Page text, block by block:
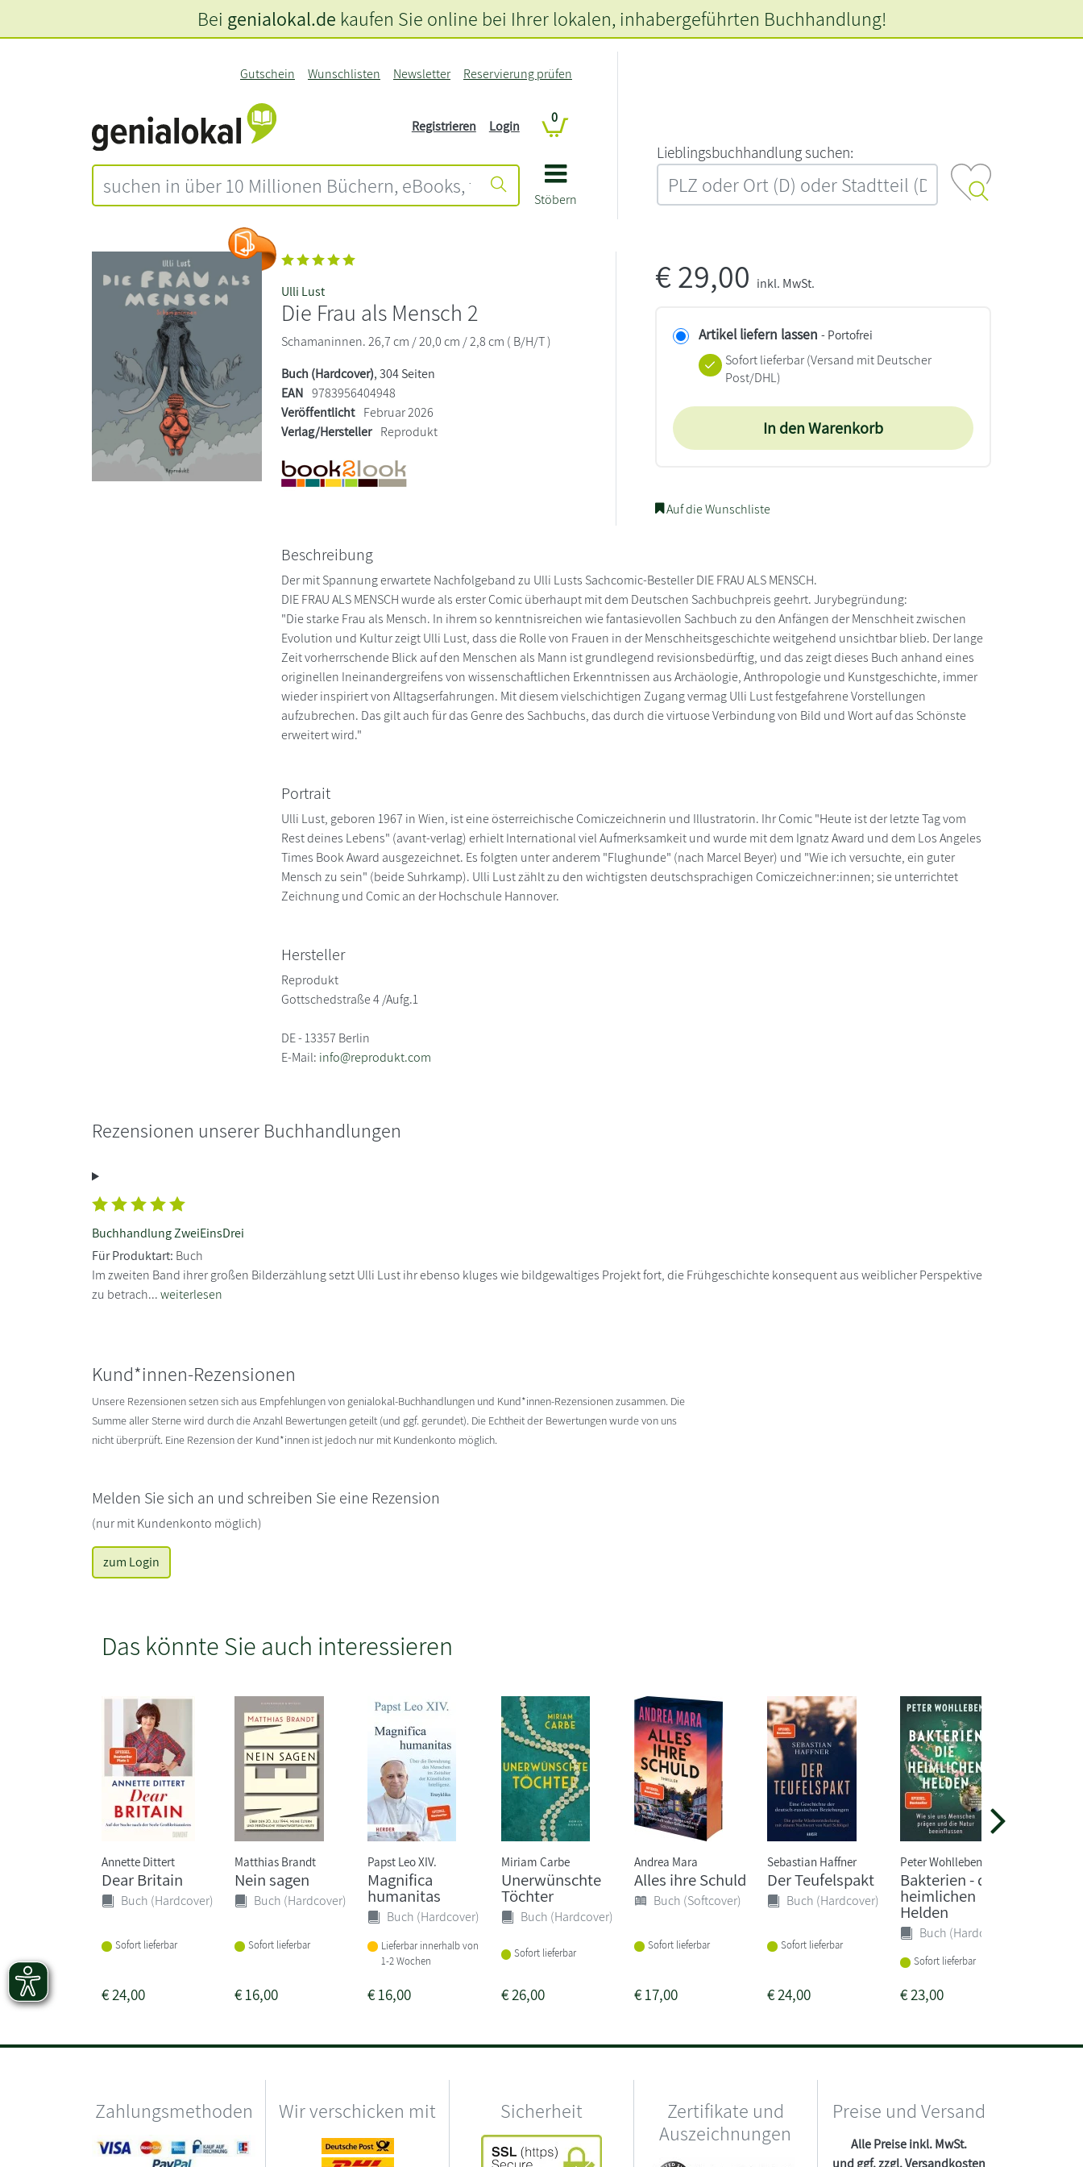
Stöbern
Gutschein Wunschlisten Newsletter Reservierung prüfen
Registrieren Login
0
L‍i‍e‍b‍l‍i‍n‍g‍s‍b‍u‍c‍h‍h‍a‍n‍d‍l‍u‍n‍g‍ ‍s‍u‍c‍h‍e‍n‍:‍
Bei genialokal.de kaufen Sie online bei Ihrer lokalen, inhabergeführten Buchhandlung!
Ulli Lust
Die Frau als Mensch 2
Schamaninnen. 26,7 cm / 20,0 cm / 2,8 cm ( B/H/T )
Buch (Hardcover), 304 Seiten
EAN 9783956404948
Veröffentlicht Februar 2026
Verlag/Hersteller Reprodukt
€29,00 inkl. MwSt.
Artikel liefern lassen - Portofrei
Sofort lieferbar(Versand mit Deutscher
Post/DHL)
In den Warenkorb
Auf die Wunschliste
Beschreibung
Der mit Spannung erwartete Nachfolgeband zu Ulli Lusts Sachcomic-Besteller DIE FRAU ALS MENSCH.
DIE FRAU ALS MENSCH wurde als erster Comic überhaupt mit dem Deutschen Sachbuchpreis geehrt. Jurybegründung:
"Die starke Frau als Mensch. In ihrem so kenntnisreichen wie fantasievollen Sachbuch zu den Anfängen der Menschheit zwischen
Evolution und Kultur zeigt Ulli Lust, dass die Rolle von Frauen in der Menschheitsgeschichte weitgehend unsichtbar blieb. Der lange
Zeit vorherrschende Blick auf den Menschen als Mann ist grundlegend revisionsbedürftig, und das zeigt dieses Buch anhand eines
originellen Ineinandergreifens von wissenschaftlichen Erkenntnissen aus Archäologie, Anthropologie und Kunstgeschichte, immer
wieder inspiriert von Alltagserfahrungen. Mit diesem vielschichtigen Zugang vermag Ulli Lust festgefahrene Vorstellungen
aufzubrechen. Das gilt auch für das Genre des Sachbuchs, das durch die virtuose Verbindung von Bild und Wort auf das Schönste
erweitert wird."
Portrait
Ulli Lust, geboren 1967 in Wien, ist eine österreichische Comiczeichnerin und Illustratorin. Ihr Comic "Heute ist der letzte Tag vom
Rest deines Lebens" (avant-verlag) erhielt International viel Aufmerksamkeit und wurde mit dem Ignatz Award und dem Los Angeles
Times Book Award ausgezeichnet. Es folgten unter anderem "Flughunde" (nach Marcel Beyer) und "Wie ich versuchte, ein guter
Mensch zu sein" (beide Suhrkamp). Ulli Lust zählt zu den wichtigsten deutschsprachigen Comiczeichner:innen; sie unterrichtet
Zeichnung und Comic an der Hochschule Hannover.
Hersteller
Reprodukt
Gottschedstraße 4 /Aufg.1
DE - 13357 Berlin
E-Mail: info@reprodukt.com
Rezensionen unserer Buchhandlungen
Buchhandlung ZweiEinsDrei
Für Produktart: Buch
Im zweiten Band ihrer großen Bilderzählung setzt Ulli Lust ihr ebenso kluges wie bildgewaltiges Projekt fort, die Frühgeschichte konsequent aus weiblicher Perspektive
zu betrach...weiterlesen
Kund*innen-Rezensionen
Unsere Rezensionen setzen sich aus Empfehlungen von genialokal-Buchhandlungen und Kund*innen-Rezensionen zusammen. Die
Summe aller Sterne wird durch die Anzahl Bewertungen geteilt (und ggf. gerundet). Die Echtheit der Bewertungen wurde von uns
nicht überprüft. Eine Rezension der Kund*innen ist jedoch nur mit Kundenkonto möglich.
Melden Sie sich an und schreiben Sie eine Rezension
(nur mit Kundenkonto möglich)
zum Login
Das könnte Sie auch interessieren
Annette Dittert
Dear Britain
Buch (Hardcover)
Sofort lieferbar
€24,00
Matthias Brandt
Nein sagen
Buch (Hardcover)
Sofort lieferbar
€16,00
Papst Leo XIV.
Magnifica
humanitas
Buch (Hardcover)
Lieferbar innerhalb von
1-2 Wochen
€16,00
Miriam Carbe
Unerwünschte
Töchter
Buch (Hardcover)
Sofort lieferbar
€26,00
Andrea Mara
Alles ihre Schuld
Buch (Softcover)
Sofort lieferbar
€17,00
Sebastian Haffner
Der Teufelspakt
Buch (Hardcover)
Sofort lieferbar
€24,00
Peter Wohlleben
Bakterien - die
heimlichen
Helden
Buch (Hardcover)
Sofort lieferbar
€23,00
Zahlungsmethoden Wir verschicken mit Sicherheit
Zertifikate und
Auszeichnungen
Preise und Versand
Alle Preise inkl. MwSt.
und ggf. zzgl.Versandkosten